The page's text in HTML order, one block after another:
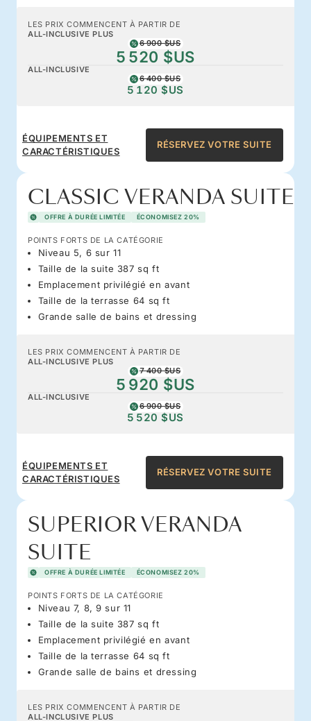
LES PRIX COMMENCENT À PARTIR DE
ALL-INCLUSIVE PLUS
6 900 $US
5 520 $US
ALL-INCLUSIVE
6 400 $US
5 120 $US
ÉQUIPEMENTS ET
CARACTÉRISTIQUES
RÉSERVEZ VOTRE SUITE
CLASSIC VERANDA SUITE
OFFRE À DURÉE LIMITÉE ÉCONOMISEZ 20%
POINTS FORTS DE LA CATÉGORIE
Niveau 5, 6 sur 11
Taille de la suite 387 sq ft
Emplacement privilégié en avant
Taille de la terrasse 64 sq ft
Grande salle de bains et dressing
LES PRIX COMMENCENT À PARTIR DE
ALL-INCLUSIVE PLUS
7 400 $US
5 920 $US
ALL-INCLUSIVE
6 900 $US
5 520 $US
ÉQUIPEMENTS ET
CARACTÉRISTIQUES
RÉSERVEZ VOTRE SUITE
SUPERIOR VERANDA
SUITE
OFFRE À DURÉE LIMITÉE ÉCONOMISEZ 20%
POINTS FORTS DE LA CATÉGORIE
Niveau 7, 8, 9 sur 11
Taille de la suite 387 sq ft
Emplacement privilégié en avant
Taille de la terrasse 64 sq ft
Grande salle de bains et dressing
LES PRIX COMMENCENT À PARTIR DE
ALL-INCLUSIVE PLUS